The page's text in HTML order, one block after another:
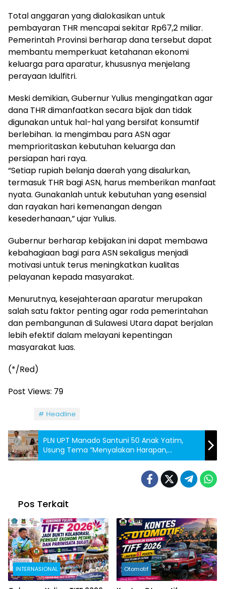
Total anggaran yang dialokasikan untuk
pembayaran THR mencapai sekitar Rp67,2 miliar.
Pemerintah Provinsi berharap dana tersebut dapat
membantu memperkuat ketahanan ekonomi
keluarga para aparatur, khususnya menjelang
perayaan Idulfitri.
Meski demikian, Gubernur Yulius mengingatkan agar
dana THR dimanfaatkan secara bijak dan tidak
digunakan untuk hal-hal yang bersifat konsumtif
berlebihan. Ia mengimbau para ASN agar
memprioritaskan kebutuhan keluarga dan
persiapan hari raya.
“Setiap rupiah belanja daerah yang disalurkan,
termasuk THR bagi ASN, harus memberikan manfaat
nyata. Gunakanlah untuk kebutuhan yang esensial
dan rayakan hari kemenangan dengan
kesederhanaan,” ujar Yulius.
Gubernur berharap kebijakan ini dapat membawa
kebahagiaan bagi para ASN sekaligus menjadi
motivasi untuk terus meningkatkan kualitas
pelayanan kepada masyarakat.
Menurutnya, kesejahteraan aparatur merupakan
salah satu faktor penting agar roda pemerintahan
dan pembangunan di Sulawesi Utara dapat berjalan
lebih efektif dalam melayani kepentingan
masyarakat luas.
(*/Red)
Post Views: 79
Headline
PLN UPT Manado Santuni 50 Anak Yatim,
Usung Tema “Menyalakan Harapan,
Mengalirkan Berkah”
Pos Terkait
INTERNASIONAL Otomotif